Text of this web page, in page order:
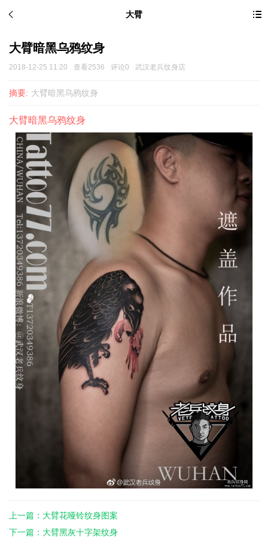
大臂
大臂暗黑乌鸦纹身
2018-12-25 11:20 查看2536 评论0 武汉老兵纹身店
摘要: 大臂暗黑乌鸦纹身
大臂暗黑乌鸦纹身
上一篇：大臂花哑铃纹身图案
下一篇：大臂黑灰十字架纹身